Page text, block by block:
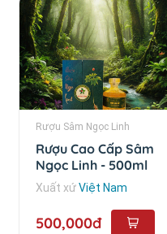
Rượu Sâm Ngọc Linh
Rượu Cao Cấp Sâm
Ngọc Linh - 500ml
Xuất xứViệt Nam
500,000đ